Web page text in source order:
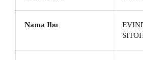
Nama Ibu